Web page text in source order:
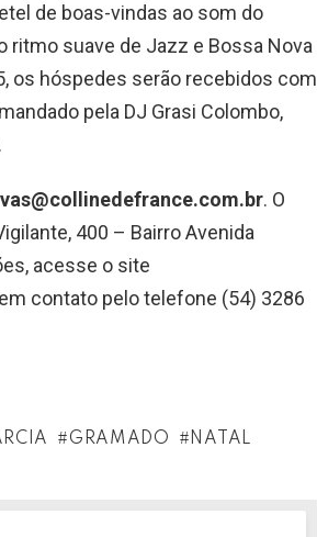
de boas-vindas ao som do
ritmo suave de Jazz e Bossa Nova
os hóspedes serão recebidos com
pela DJ Grasi Colombo,
. O
400 – Bairro Avenida
acesse o site
contato pelo telefone (54) 3286
GRAMADO NATAL